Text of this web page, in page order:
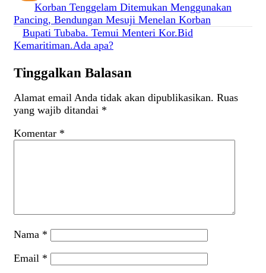
Navigasi
pos
Korban Tenggelam Ditemukan Menggunakan
Pancing, Bendungan Mesuji Menelan Korban
Bupati Tubaba. Temui Menteri Kor.Bid
Kemaritiman.Ada apa?
Tinggalkan Balasan
Alamat email Anda tidak akan dipublikasikan. Ruas
yang wajib ditandai *
Komentar *
Nama *
Email *